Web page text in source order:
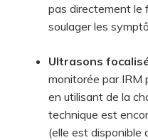
pas directement le
soulager les
Ultrasons
monitorée par IRM
en utilisant de la
technique est
(elle est disponible